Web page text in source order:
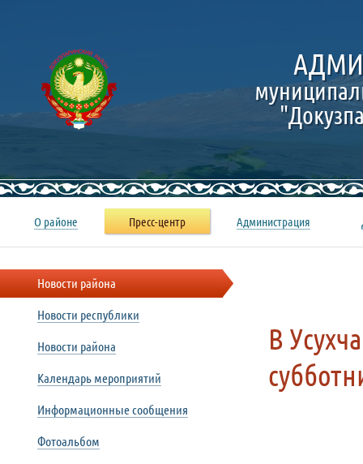
В
Новости района
Новости республики
Новости района
Календарь мероприятий
Информационные сообщения
Фотоальбом
О районе Пресс-центр Администрация